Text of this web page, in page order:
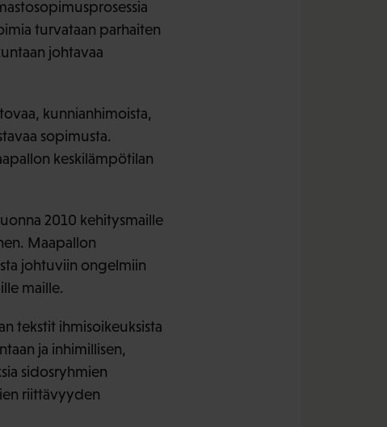
turvataan parhaiten
johtavaa
kunnianhimoista,
sopimusta.
keskilämpötilan
2010 kehitysmaille
Maapallon
johtuviin ongelmiin
maille.
tekstit ihmisoikeuksista
ja inhimillisen,
sidosryhmien
riittävyyden